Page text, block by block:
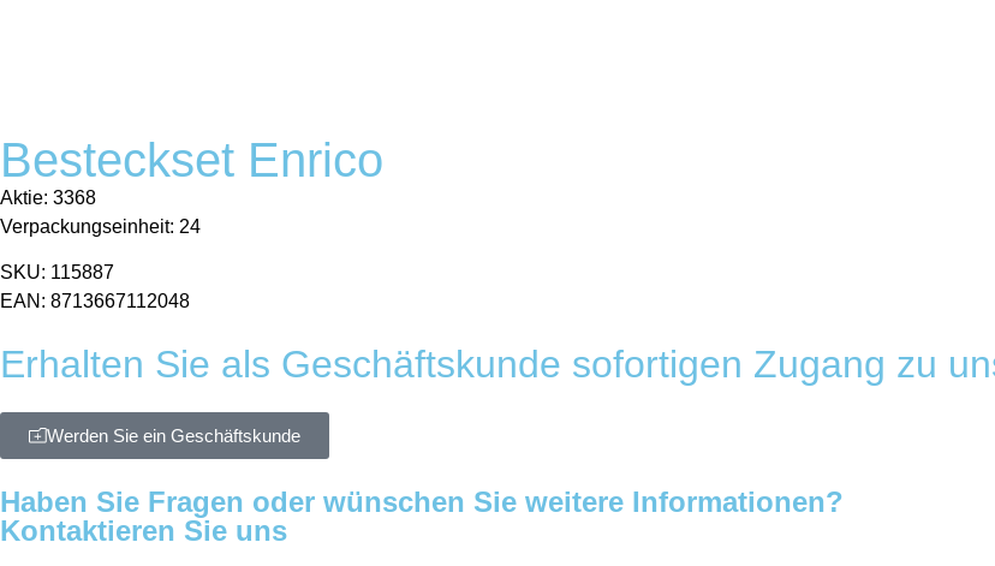
Besteckset Enrico
Aktie: 3368
Verpackungseinheit: 24
SKU: 115887
EAN: 8713667112048
Erhalten Sie als Geschäftskunde sofortigen Zugang zu
Werden Sie ein Geschäftskunde
Haben Sie Fragen oder wünschen Sie weitere Informationen?
Kontaktieren Sie uns